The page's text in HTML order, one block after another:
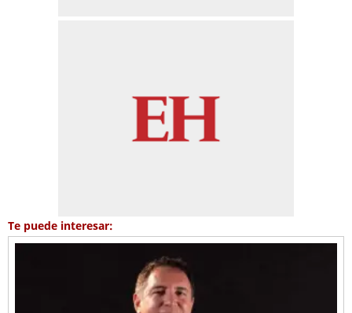
Te puede interesar: